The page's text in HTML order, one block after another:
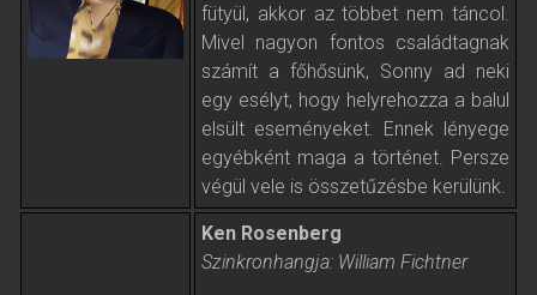
fütyül, akkor az többet nem táncol.
Mivel nagyon fontos családtagnak
számít a főhősünk, Sonny ad neki
egy esélyt, hogy helyrehozza a balul
elsült eseményeket. Ennek lényege
egyébként maga a történet. Persze
végül vele is összetűzésbe kerülünk.
Ken Rosenberg
Szinkronhangja: William Fichtner